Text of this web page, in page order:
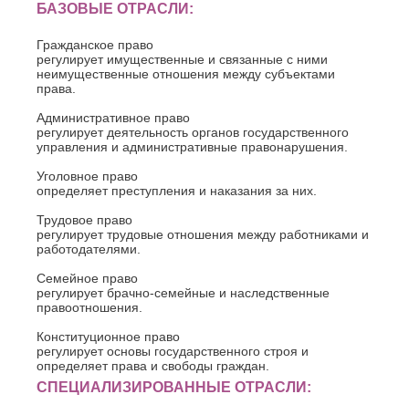
БАЗОВЫЕ ОТРАСЛИ:
Гражданское право
регулирует имущественные и связанные с ними
неимущественные отношения между субъектами
права.
Административное право
регулирует деятельность органов государственного
управления и административные правонарушения.
Уголовное право
определяет преступления и наказания за них.
Трудовое право
регулирует трудовые отношения между работниками и
работодателями.
Семейное право
регулирует брачно-семейные и наследственные
правоотношения.
Конституционное право
регулирует основы государственного строя и
определяет права и свободы граждан.
СПЕЦИАЛИЗИРОВАННЫЕ ОТРАСЛИ: